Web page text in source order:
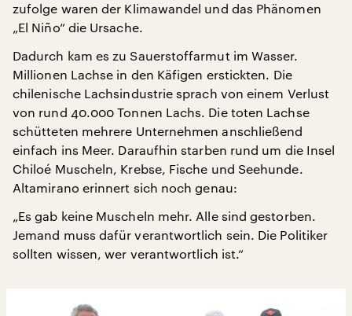
zufolge waren der Klimawandel und das Phänomen
„El Niño“ die Ursache.
Dadurch kam es zu Sauerstoffarmut im Wasser.
Millionen Lachse in den Käfigen erstickten. Die
chilenische Lachsindustrie sprach von einem Verlust
von rund 40.000 Tonnen Lachs. Die toten Lachse
schütteten mehrere Unternehmen anschließend
einfach ins Meer. Daraufhin starben rund um die Insel
Chiloé Muscheln, Krebse, Fische und Seehunde.
Altamirano erinnert sich noch genau:
„Es gab keine Muscheln mehr. Alle sind gestorben.
Jemand muss dafür verantwortlich sein. Die Politiker
sollten wissen, wer verantwortlich ist.“